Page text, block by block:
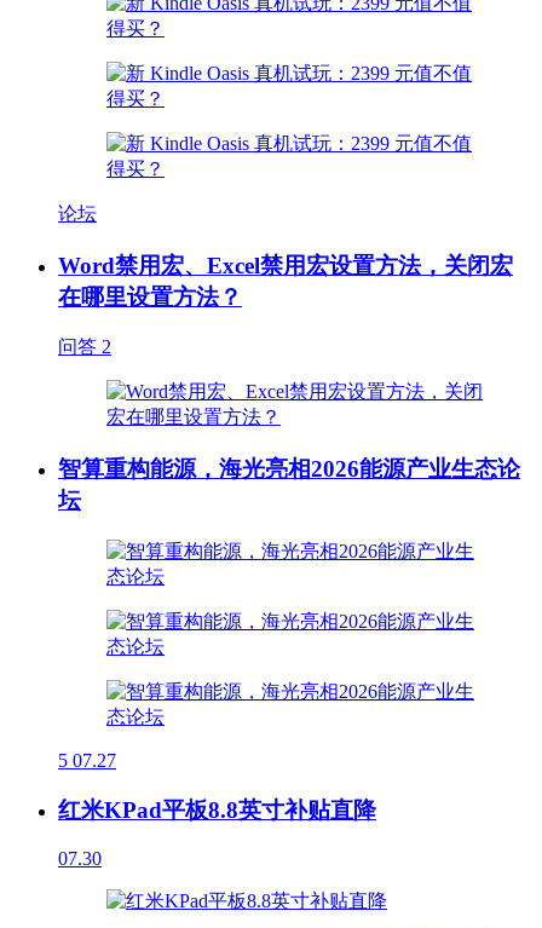
论坛
Word禁用宏、Excel禁用宏设置方法，关闭宏
在哪里设置方法？
问答 2
智算重构能源，海光亮相2026能源产业生态论
坛
5 07.27
红米KPad平板8.8英寸补贴直降
07.30